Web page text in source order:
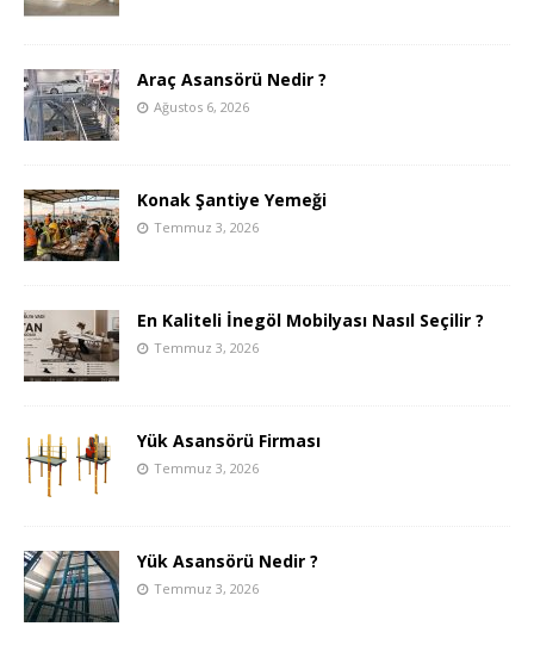
Araç Asansörü Nedir ?
Ağustos 6, 2026
Konak Şantiye Yemeği
Temmuz 3, 2026
En Kaliteli İnegöl Mobilyası Nasıl Seçilir ?
Temmuz 3, 2026
Yük Asansörü Firması
Temmuz 3, 2026
Yük Asansörü Nedir ?
Temmuz 3, 2026